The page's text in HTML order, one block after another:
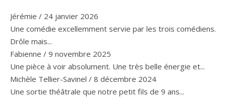
Jérémie / 24 janvier 2026
Une comédie excellemment servie par les trois comédiens.
Drôle mais...
Fabienne / 9 novembre 2025
Une pièce à voir absolument. Une très belle énergie et...
Michèle Tellier-Savinel / 8 décembre 2024
Une sortie théâtrale que notre petit fils de 9 ans...